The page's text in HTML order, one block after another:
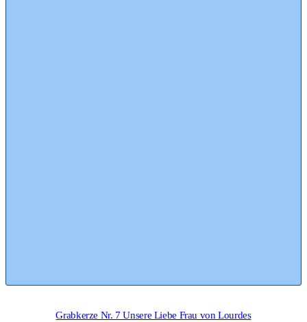
Grabkerze Nr. 7 Unsere Liebe Frau von Lourdes